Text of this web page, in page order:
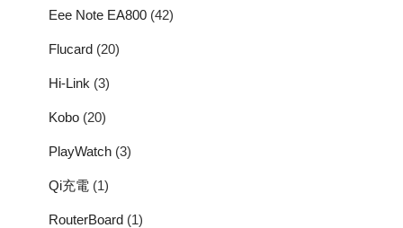
Eee Note EA800 (42)
Flucard (20)
Hi-Link (3)
Kobo (20)
PlayWatch (3)
Qi充電 (1)
RouterBoard (1)